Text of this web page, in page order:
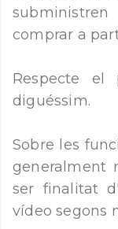
comprar a
Respecte
diguéssim.
Sobre les
generalment
ser finalitat
vídeo segons